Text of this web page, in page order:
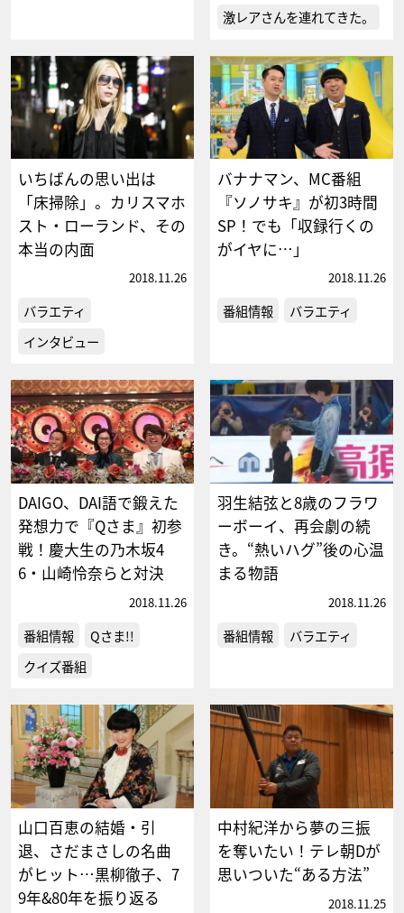
激レアさんを連れてきた。
いちばんの思い出は
「床掃除」。カリスマホ
スト・ローランド、その
本当の内面
2018.11.26
バラエティ
インタビュー
バナナマン、MC番組
『ソノサキ』が初3時間
SP！でも「収録行くの
がイヤに…」
2018.11.26
番組情報 バラエティ
DAIGO、DAI語で鍛えた
発想力で『Qさま』初参
戦！慶大生の乃木坂4
6・山崎怜奈らと対決
2018.11.26
番組情報
Qさま!!
クイズ番組
羽生結弦と8歳のフラワ
ーボーイ、再会劇の続
き。“熱いハグ”後の心温
まる物語
2018.11.26
番組情報 バラエティ
山口百恵の結婚・引
退、さだまさしの名曲
がヒット…黒柳徹子、7
9年&80年を振り返る
中村紀洋から夢の三振
を奪いたい！テレ朝Dが
思いついた“ある方法”
2018.11.25